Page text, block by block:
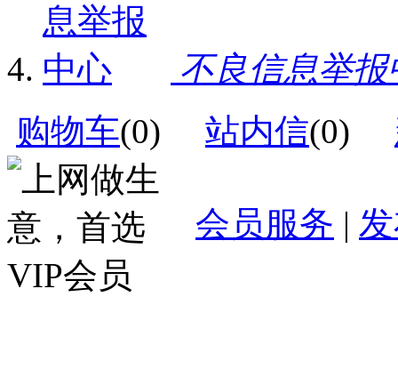
不良信息举报
购物车(0) 站内信(0)
会员服务 |